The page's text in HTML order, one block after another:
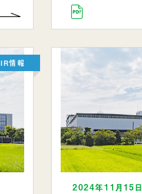
IR情報
2024年11月15日